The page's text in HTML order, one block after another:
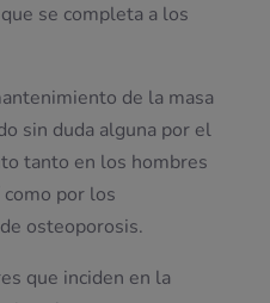
se completa a los
de la masa
sin duda alguna por el
tanto en los hombres
por los
osteoporosis.
que inciden en la